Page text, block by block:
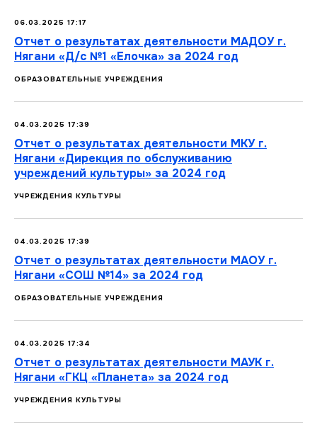
06.03.2025 17:17
Отчет о результатах деятельности МАДОУ г.
Нягани «Д/с №1 «Елочка» за 2024 год
ОБРАЗОВАТЕЛЬНЫЕ УЧРЕЖДЕНИЯ
04.03.2025 17:39
Отчет о результатах деятельности МКУ г.
Нягани «Дирекция по обслуживанию
учреждений культуры» за 2024 год
УЧРЕЖДЕНИЯ КУЛЬТУРЫ
04.03.2025 17:39
Отчет о результатах деятельности МАОУ г.
Нягани «CОШ №14» за 2024 год
ОБРАЗОВАТЕЛЬНЫЕ УЧРЕЖДЕНИЯ
04.03.2025 17:34
Отчет о результатах деятельности МАУК г.
Нягани «ГКЦ «Планета» за 2024 год
УЧРЕЖДЕНИЯ КУЛЬТУРЫ